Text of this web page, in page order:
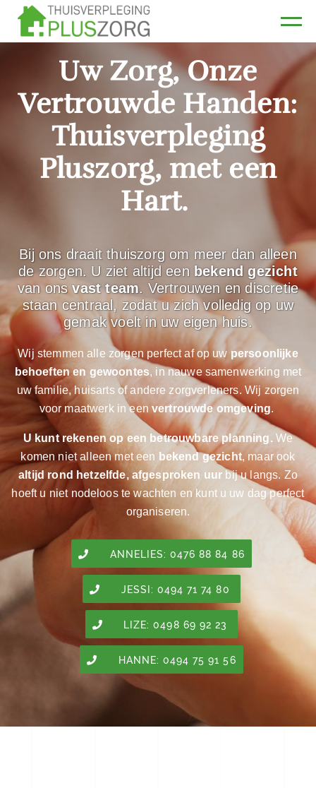
Uw Zorg, Onze
Vertrouwde Handen:
Thuisverpleging
Pluszorg, met een
Hart.
Bij ons draait thuiszorg om meer dan alleen
de zorgen. U ziet altijd een bekend gezicht
van onsvast team. Vertrouwen en discretie
staan centraal, zodat u zich volledig op uw
gemak voelt in uw eigen huis.
Wij stemmen alle zorgen perfect af op uw persoonlijke
behoeften en gewoontes, in nauwe samenwerking met
uw familie, huisarts of andere zorgverleners. Wij zorgen
voor maatwerk in eenvertrouwde omgeving.
U kunt rekenen op een betrouwbare planning. We
komen niet alleen met een bekend gezicht, maar ook
altijd rond hetzelfde, afgesproken uur bij u langs. Zo
hoeft u niet nodeloos te wachten en kunt u uw dag perfect
organiseren.
ANNELIES: 0476 88 84 86
JESSI: 0494 71 74 80
LIZE: 0498 69 92 23
HANNE: 0494 75 91 56